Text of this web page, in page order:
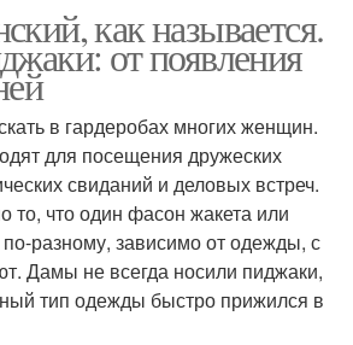
как называется.
от появления
в гардеробах многих женщин.
для посещения дружеских
свиданий и деловых встреч.
что один фасон жакета или
разному, зависимо от одежды, с
Дамы не всегда носили пиджаки,
тип одежды быстро прижился в